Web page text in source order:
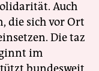
Auch
die sich vor Ort
Die taz
im